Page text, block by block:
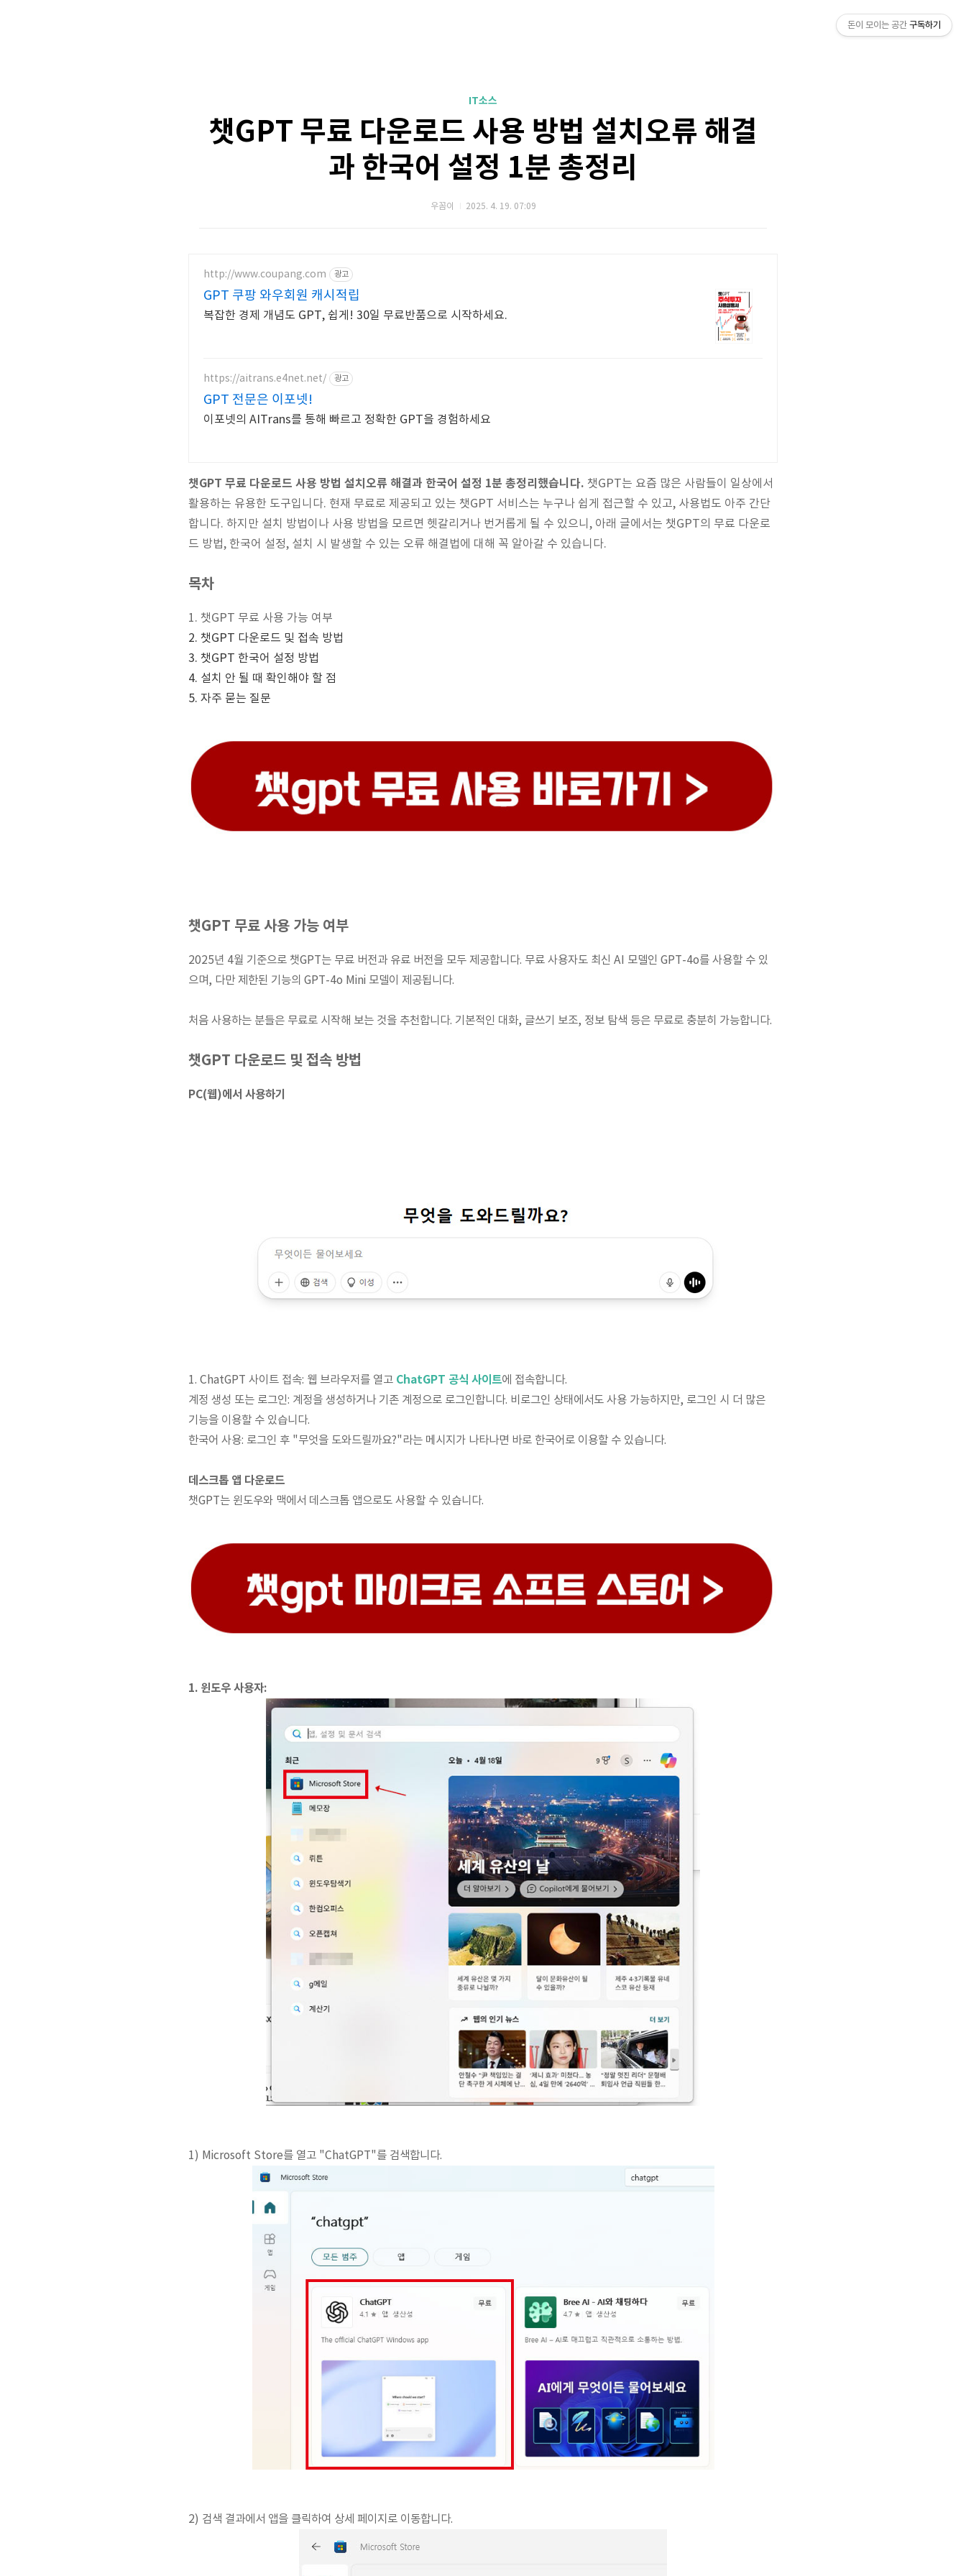
IT소스
챗GPT 무료 다운로드 사용 방법 설치오류 해결
과 한국어 설정 1분 총정리
우꼼이 2025. 4. 19. 07:09
http://www.coupang.com 광고
GPT 쿠팡 와우회원 캐시적립
복잡한 경제 개념도 GPT, 쉽게! 30일 무료반품으로 시작하세요.
https://aitrans.e4net.net/ 광고
GPT 전문은 이포넷!
이포넷의 AITrans를 통해 빠르고 정확한 GPT을 경험하세요
챗GPT 무료 다운로드 사용 방법 설치오류 해결과 한국어 설정 1분 총정리했습니다. 챗GPT는 요즘 많은 사람들이 일상에서
활용하는 유용한 도구입니다. 현재 무료로 제공되고 있는 챗GPT 서비스는 누구나 쉽게 접근할 수 있고, 사용법도 아주 간단
합니다. 하지만 설치 방법이나 사용 방법을 모르면 헷갈리거나 번거롭게 될 수 있으니, 아래 글에서는 챗GPT의 무료 다운로
드 방법, 한국어 설정, 설치 시 발생할 수 있는 오류 해결법에 대해 꼭 알아갈 수 있습니다.
목차
1. 챗GPT 무료 사용 가능 여부
2. 챗GPT 다운로드 및 접속 방법
3. 챗GPT 한국어 설정 방법
4. 설치 안 될 때 확인해야 할 점
5. 자주 묻는 질문
챗GPT 무료 사용 가능 여부
2025년 4월 기준으로 챗GPT는 무료 버전과 유료 버전을 모두 제공합니다. 무료 사용자도 최신 AI 모델인 GPT-4o를 사용할 수 있
으며, 다만 제한된 기능의 GPT-4o Mini 모델이 제공됩니다.
처음 사용하는 분들은 무료로 시작해 보는 것을 추천합니다. 기본적인 대화, 글쓰기 보조, 정보 탐색 등은 무료로 충분히 가능합니다.
챗GPT 다운로드 및 접속 방법
PC(웹)에서 사용하기
1. ChatGPT 사이트 접속: 웹 브라우저를 열고 ChatGPT 공식 사이트에 접속합니다.
계정 생성 또는 로그인: 계정을 생성하거나 기존 계정으로 로그인합니다. 비로그인 상태에서도 사용 가능하지만, 로그인 시 더 많은
기능을 이용할 수 있습니다.
한국어 사용: 로그인 후 "무엇을 도와드릴까요?"라는 메시지가 나타나면 바로 한국어로 이용할 수 있습니다.
데스크톱 앱 다운로드
챗GPT는 윈도우와 맥에서 데스크톱 앱으로도 사용할 수 있습니다.
1. 윈도우 사용자:
1) Microsoft Store를 열고 "ChatGPT"를 검색합니다.
2) 검색 결과에서 앱을 클릭하여 상세 페이지로 이동합니다.
돈이 모이는 공간 구독하기